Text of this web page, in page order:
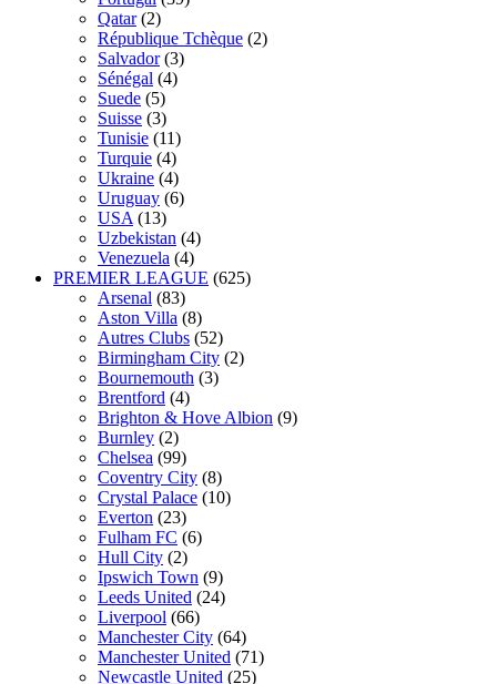
Qatar (2)
République Tchèque (2)
Salvador (3)
Sénégal (4)
Suede (5)
Suisse (3)
Tunisie (11)
Turquie (4)
Ukraine (4)
Uruguay (6)
USA (13)
Uzbekistan (4)
Venezuela (4)
PREMIER LEAGUE (625)
Arsenal (83)
Aston Villa (8)
Autres Clubs (52)
Birmingham City (2)
Bournemouth (3)
Brentford (4)
Brighton & Hove Albion (9)
Burnley (2)
Chelsea (99)
Coventry City (8)
Crystal Palace (10)
Everton (23)
Fulham FC (6)
Hull City (2)
Ipswich Town (9)
Leeds United (24)
Liverpool (66)
Manchester City (64)
Manchester United (71)
Newcastle United (25)